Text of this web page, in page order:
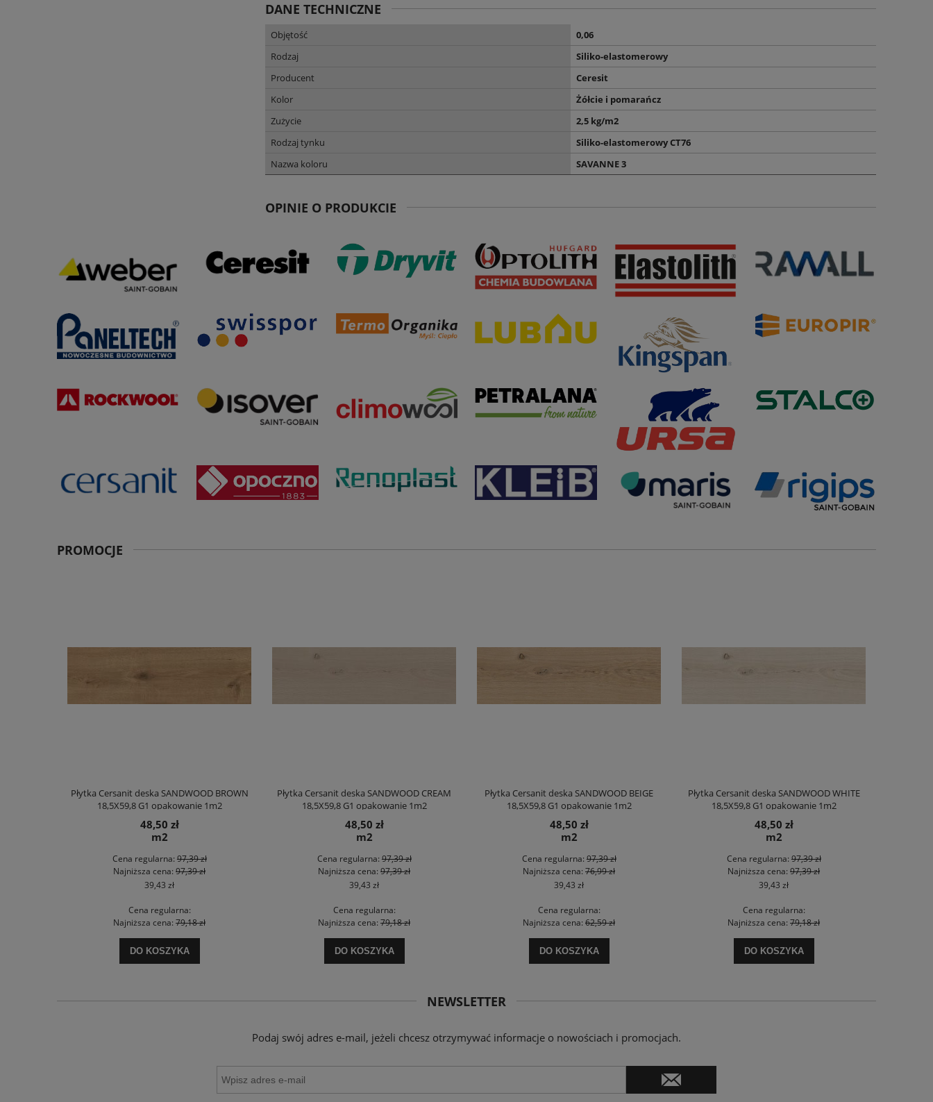
DANE TECHNICZNE
Objętość
0,06
Rodzaj
Siliko-elastomerowy
Producent
Ceresit
Kolor
Żółcie i pomarańcz
Zużycie
2,5 kg/m2
Rodzaj tynku
Siliko-elastomerowy CT76
Nazwa koloru
SAVANNE 3
OPINIE O PRODUKCIE
PROMOCJE
Płytka Cersanit deska SANDWOOD BROWN
18,5X59,8 G1 opakowanie 1m2
48,50 zł
m2
Cena regularna: 97,39 zł
Najniższa cena: 97,39 zł
39,43 zł
Cena regularna:
Najniższa cena: 79,18 zł
DO KOSZYKA
Płytka Cersanit deska SANDWOOD CREAM
18,5X59,8 G1 opakowanie 1m2
48,50 zł
m2
Cena regularna: 97,39 zł
Najniższa cena: 97,39 zł
39,43 zł
Cena regularna:
Najniższa cena: 79,18 zł
DO KOSZYKA
Płytka Cersanit deska SANDWOOD BEIGE
18,5X59,8 G1 opakowanie 1m2
48,50 zł
m2
Cena regularna: 97,39 zł
Najniższa cena: 76,99 zł
39,43 zł
Cena regularna:
Najniższa cena: 62,59 zł
DO KOSZYKA
Płytka Cersanit deska SANDWOOD WHITE
18,5X59,8 G1 opakowanie 1m2
48,50 zł
m2
Cena regularna: 97,39 zł
Najniższa cena: 97,39 zł
39,43 zł
Cena regularna:
Najniższa cena: 79,18 zł
DO KOSZYKA
NEWSLETTER
Podaj swój adres e-mail, jeżeli chcesz otrzymywać informacje o nowościach i promocjach.